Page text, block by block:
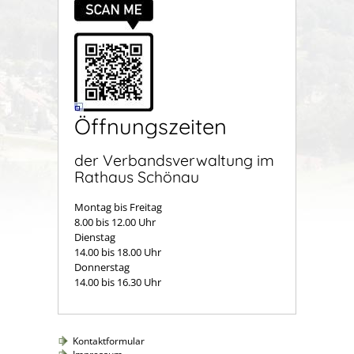
Öffnungszeiten
der Verbandsverwaltung im
Rathaus Schönau
Montag bis Freitag
8.00 bis 12.00 Uhr
Dienstag
14.00 bis 18.00 Uhr
Donnerstag
14.00 bis 16.30 Uhr
Kontaktformular